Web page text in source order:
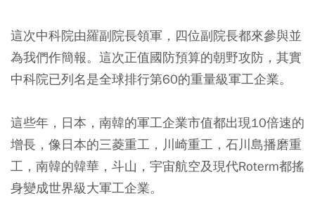
這次中科院由羅副院長領軍，四位副院長都來參與並
為我們作簡報。這次正值國防預算的朝野攻防，其實
中科院已列名是全球排行第60的重量級軍工企業。
這些年，日本，南韓的軍工企業市值都出現10倍速的
增長，像日本的三菱重工，川崎重工，石川島播磨重
工，南韓的韓華，斗山，宇宙航空及現代Roterm都搖
身變成世界級大軍工企業。